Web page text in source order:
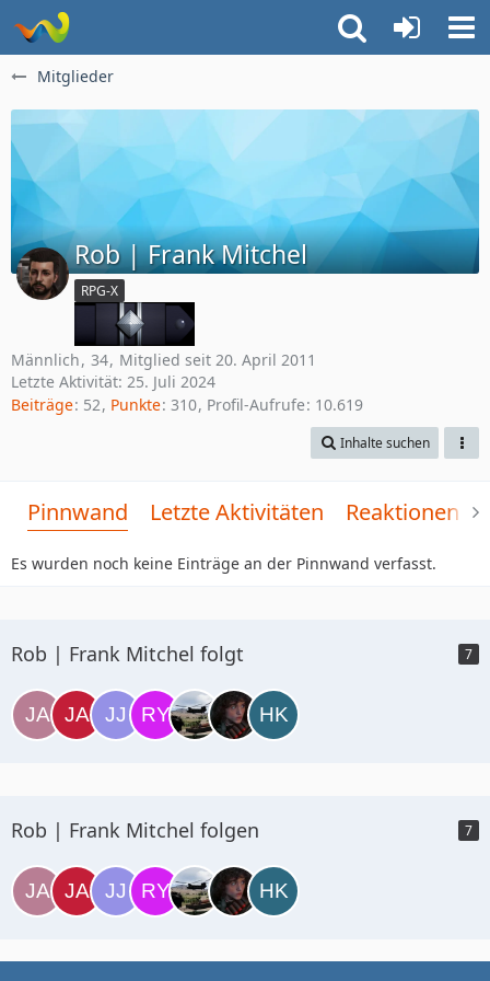
Mitglieder
Rob | Frank Mitchel
RPG-X
Männlich 34 Mitglied seit 20. April 2011
Letzte Aktivität: 25. Juli 2024
Beiträge 52 Punkte 310 Profil-Aufrufe 10.619
Inhalte suchen
Pinnwand Letzte Aktivitäten Reaktionen
Es wurden noch keine Einträge an der Pinnwand verfasst.
Rob | Frank Mitchel folgt 7
Rob | Frank Mitchel folgen 7